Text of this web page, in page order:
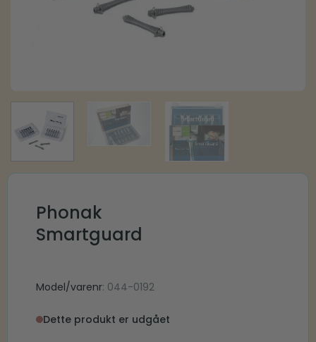
Phonak
Smartguard
Model/varenr: 044-0192
Dette produkt er udgået